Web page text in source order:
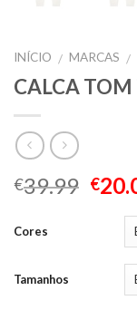
INÍCIO / MARCAS /
CALCA
€39.99 €
Cores
Tamanhos